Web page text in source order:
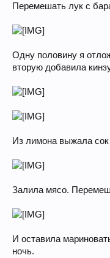
Перемешать лук с
Одну половину я
вторую добавила
Из лимона выжала
Залила мясо.
И оставила
ночь.